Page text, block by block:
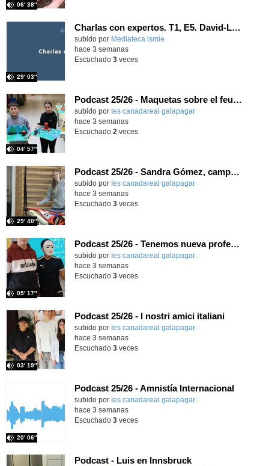
06′ 38″
Charlas con expertos. T1, E5. David-Li Ilundáin Reviriego
subido por Mediateca ismie
29′ 03″
hace 3 semanas
Escuchado 3veces
Podcast 25/26 - Maquetas sobre el feudalismo
subido por Ies canadareal galapagar
04′ 57″
-
hace 3 semanas
Escuchado 2 veces
Podcast 25/26 - Sandra Gómez, campeona de Enduro
subido por Ies canadareal galapagar
29′ 40″
-
hace 3 semanas
Escuchado 3veces
Podcast 25/26 - Tenemos nueva profesora de Griego ¿Conoces a María Eugenia?
subido por Ies canadareal galapagar
05′ 17″
-
hace 3 semanas
Escuchado 3veces
Podcast 25/26 - I nostri amici italiani
subido por Ies canadareal galapagar
03′ 19″
-
hace 3 semanas
Escuchado 3veces
Podcast 25/26 - Amnistía Internacional
subido por Ies canadareal galapagar
20′ 06″
-
hace 3 semanas
Escuchado 3veces
Podcast - Luis en Innsbruck